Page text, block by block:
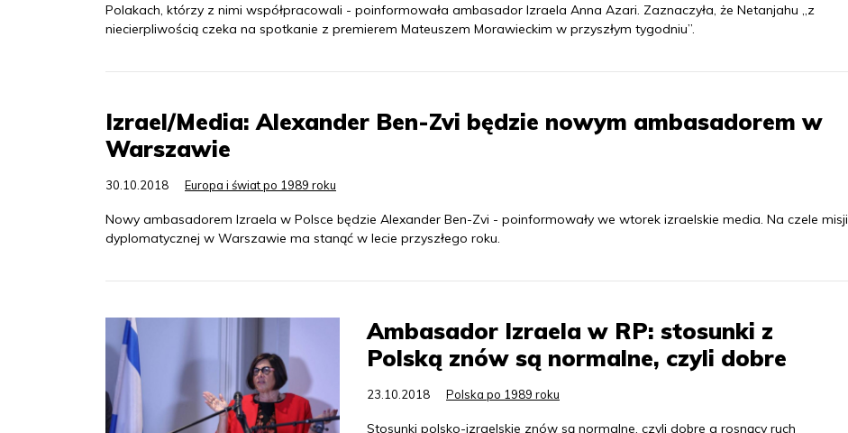
Polakach, którzy z nimi współpracowali - poinformowała ambasador Izraela Anna Azari. Zaznaczyła, że Netanjahu „z
niecierpliwością czeka na spotkanie z premierem Mateuszem Morawieckim w przyszłym tygodniu”.
Izrael/Media: Alexander Ben-Zvi będzie nowym ambasadorem w
Warszawie
30.10.2018 Europa i świat po 1989 roku
Nowy ambasadorem Izraela w Polsce będzie Alexander Ben-Zvi - poinformowały we wtorek izraelskie media. Na czele misji
dyplomatycznej w Warszawie ma stanąć w lecie przyszłego roku.
Ambasador Izraela w RP: stosunki z
Polską znów są normalne, czyli dobre
23.10.2018 Polska po 1989 roku
Stosunki polsko-izraelskie znów są normalne, czyli dobre a rosnący ruch